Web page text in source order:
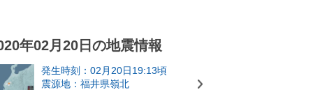
年02月20日の地震情報
発生時刻：02月20日19:13頃
震源地：福井県嶺北